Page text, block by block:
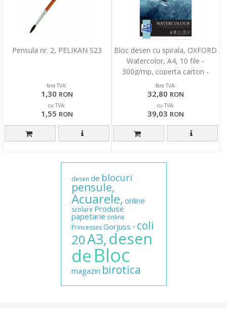
Pensula nr. 2, PELIKAN S23
fara TVA:
1,30 RON
cu TVA:
1,55 RON
Bloc desen cu spirala, OXFORD
Watercolor, A4, 10 file -
300g/mp, coperta carton -
design
fara TVA:
32,80 RON
cu TVA:
39,03 RON
desen de blocuri
pensule,
Acuarele, online
scolare Produse
papetarie online
Princesses Gorjuss - coli
20A3,desen
de Bloc
magazin birotica